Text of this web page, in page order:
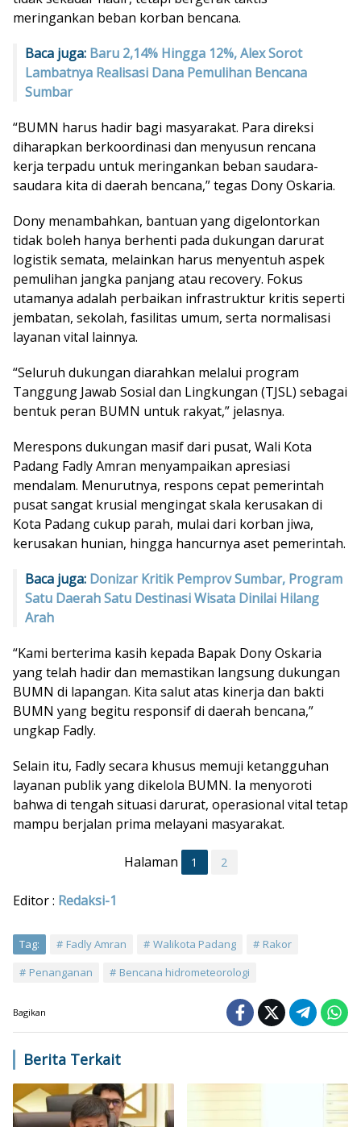
meringankan beban korban bencana.
Baca juga: Baru 2,14% Hingga 12%, Alex Sorot
Lambatnya Realisasi Dana Pemulihan Bencana
Sumbar
“BUMN harus hadir bagi masyarakat. Para direksi
diharapkan berkoordinasi dan menyusun rencana
kerja terpadu untuk meringankan beban saudara-
saudara kita di daerah bencana,” tegas Dony Oskaria.
Dony menambahkan, bantuan yang digelontorkan
tidak boleh hanya berhenti pada dukungan darurat
logistik semata, melainkan harus menyentuh aspek
pemulihan jangka panjang atau recovery. Fokus
utamanya adalah perbaikan infrastruktur kritis seperti
jembatan, sekolah, fasilitas umum, serta normalisasi
layanan vital lainnya.
“Seluruh dukungan diarahkan melalui program
Tanggung Jawab Sosial dan Lingkungan (TJSL) sebagai
bentuk peran BUMN untuk rakyat,” jelasnya.
Merespons dukungan masif dari pusat, Wali Kota
Padang Fadly Amran menyampaikan apresiasi
mendalam. Menurutnya, respons cepat pemerintah
pusat sangat krusial mengingat skala kerusakan di
Kota Padang cukup parah, mulai dari korban jiwa,
kerusakan hunian, hingga hancurnya aset pemerintah.
Baca juga: Donizar Kritik Pemprov Sumbar, Program
Satu Daerah Satu Destinasi Wisata Dinilai Hilang
Arah
“Kami berterima kasih kepada Bapak Dony Oskaria
yang telah hadir dan memastikan langsung dukungan
BUMN di lapangan. Kita salut atas kinerja dan bakti
BUMN yang begitu responsif di daerah bencana,”
ungkap Fadly.
Selain itu, Fadly secara khusus memuji ketangguhan
layanan publik yang dikelola BUMN. Ia menyoroti
bahwa di tengah situasi darurat, operasional vital tetap
mampu berjalan prima melayani masyarakat.
Halaman 1 2
Editor : Redaksi-1
Tag: Fadly Amran Walikota Padang
Rakor
Penanganan
Bencana hidrometeorologi
Bagikan
Berita Terkait